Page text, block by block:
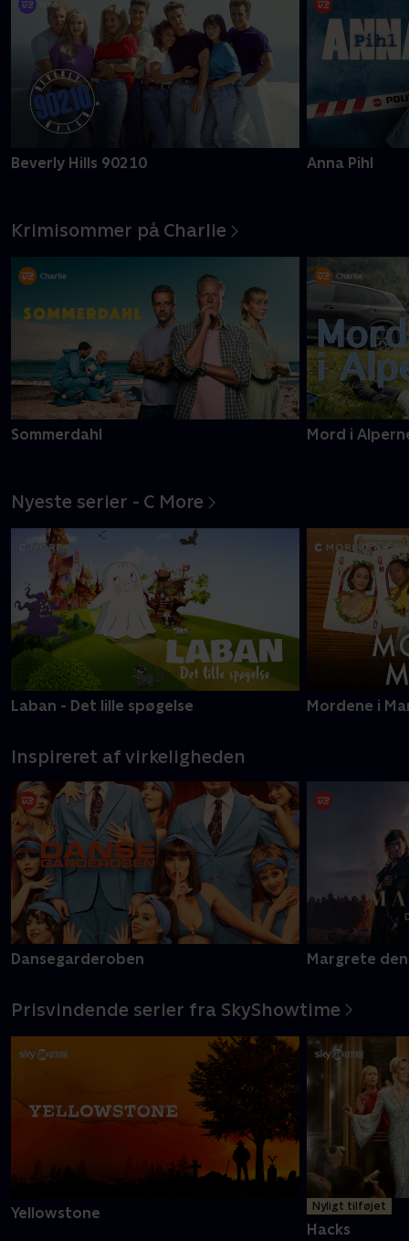
Beverly Hills 90210 Anna Pihl
Krimisommer på Charlie
Sommerdahl Mord i
Nyeste serier - C More
Laban - Det lille spøgelse Mordene i
Inspireret af virkeligheden
Dansegarderoben Margrete
Prisvindende serier fra SkyShowtime
Yellowstone Nyligt tilføjet
Hacks